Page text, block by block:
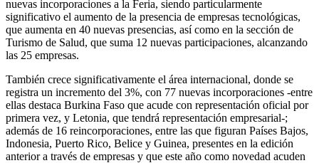
nuevas incorporaciones a la Feria, siendo particularmente
significativo el aumento de la presencia de empresas tecnológicas,
que aumenta en 40 nuevas presencias, así como en la sección de
Turismo de Salud, que suma 12 nuevas participaciones, alcanzando
las 25 empresas.
También crece significativamente el área internacional, donde se
registra un incremento del 3%, con 77 nuevas incorporaciones -entre
ellas destaca Burkina Faso que acude con representación oficial por
primera vez, y Letonia, que tendrá representación empresarial-;
además de 16 reincorporaciones, entre las que figuran Países Bajos,
Indonesia, Puerto Rico, Belice y Guinea, presentes en la edición
anterior a través de empresas y que este año como novedad acuden